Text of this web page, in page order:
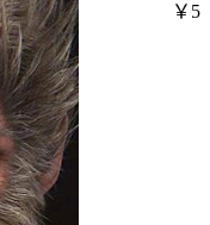
￥5